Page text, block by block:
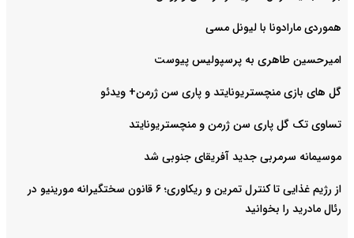
هموردی مارادونا با لیونل مسی
امیرحسین طاهری به پرسپولیس پیوست
گل های بازی منچستریونایتد و پاری سن ژرمن+ ویدئو
تساوی تک گل پاری سن ژرمن و منچستریونایتد
موسیمانه سرمربی جدید آفریقای جنوبی شد
از رژیم غذایی تا کنترل تمرین و ریکاوری؛ ۶ قانون سختگیرانه مورینیو در
رئال مادرید را بخوانید